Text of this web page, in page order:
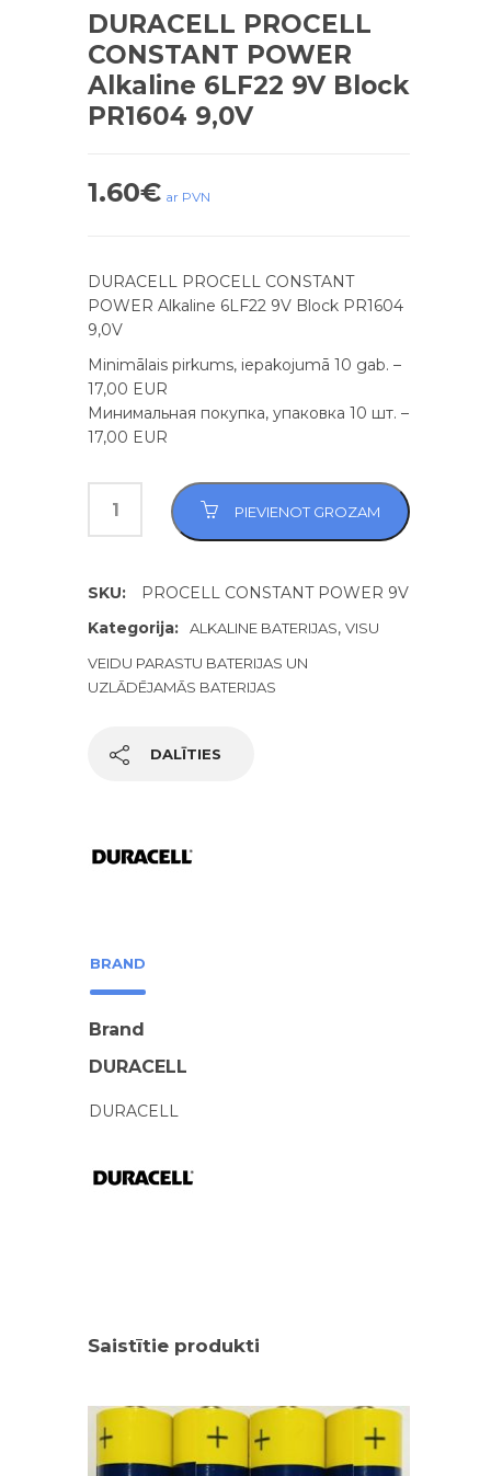
DURACELL PROCELL
CONSTANT POWER
Alkaline 6LF22 9V Block
PR1604 9,0V
1.60€ ar PVN
DURACELL PROCELL CONSTANT
POWER Alkaline 6LF22 9V Block PR1604
9,0V
Minimālais pirkums, iepakojumā 10 gab. –
17,00 EUR
Минимальная покупка, упаковка 10 шт. –
17,00 EUR
PIEVIENOT GROZAM
SKU:
PROCELL CONSTANT POWER 9V
Kategorija:
ALKALINE BATERIJAS, VISU
VEIDU PARASTU BATERIJAS UN
UZLĀDĒJAMĀS BATERIJAS
DALĪTIES
BRAND
Brand
DURACELL
DURACELL
Saistītie produkti